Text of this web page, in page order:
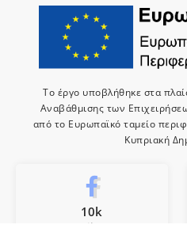
Το έργο υποβλήθηκε στα
Αναβάθμισης των
από το Ευρωπαϊκό ταμείο
Κυπριακή
10k
Like